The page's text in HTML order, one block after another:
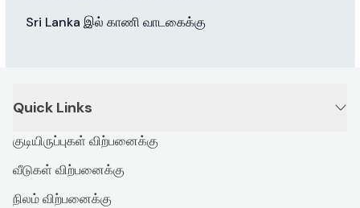
Sri Lanka இல் காணி வாடகைக்கு
Quick Links
குடியிருப்புகள் விற்பனைக்கு
வீடுகள் விற்பனைக்கு
நிலம் விற்பனைக்கு